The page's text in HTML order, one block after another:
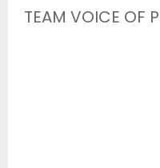
TEAM VOICE OF